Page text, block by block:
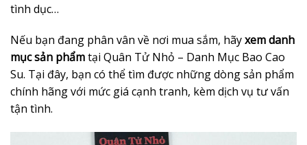
tình dục…
Nếu bạn đang phân vân về nơi mua sắm, hãyxem danh
mục sản phẩmtại Quân Tử Nhỏ – Danh Mục Bao Cao
Su. Tại đây, bạn có thể tìm được những dòng sản phẩm
chính hãng với mức giá cạnh tranh, kèm dịch vụ tư vấn
tận tình.